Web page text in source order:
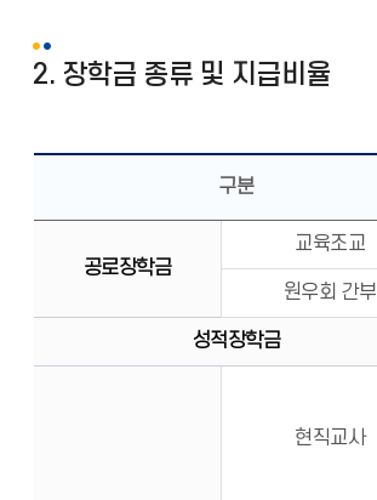
2. 장학금 종류 및 지급비율
구분
공로장학금
교육조교
원우회 간부
성적장학금
현직교사